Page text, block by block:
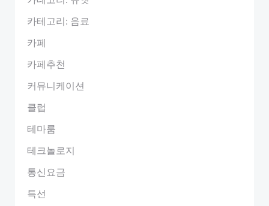
카테고리: 음료
카페
카페추천
커뮤니케이션
클럽
테마룸
테크놀로지
통신요금
특선